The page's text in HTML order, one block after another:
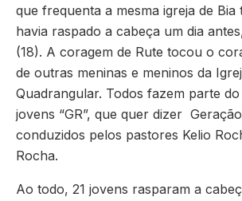
que frequenta a mesma igreja de
havia raspado a cabeça um dia
(18). A coragem de Rute tocou o
de outras meninas e meninos da
Quadrangular. Todos fazem parte
jovens “GR”, que quer dizer
conduzidos pelos pastores Kelio
Rocha.
Ao todo, 21 jovens rasparam a